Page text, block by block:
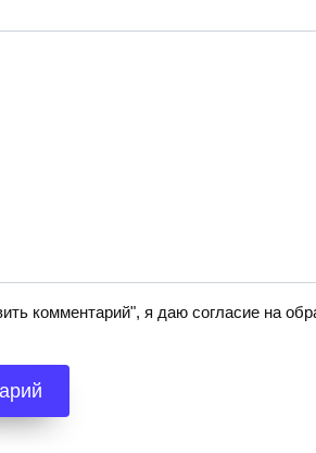
комментарий", я даю согласие на